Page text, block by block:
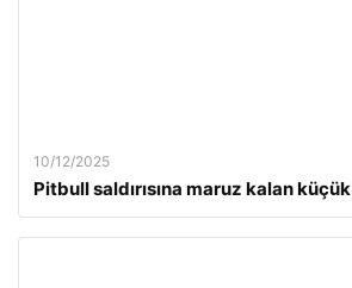
10/12/2025
Pitbull saldırısına maruz kalan